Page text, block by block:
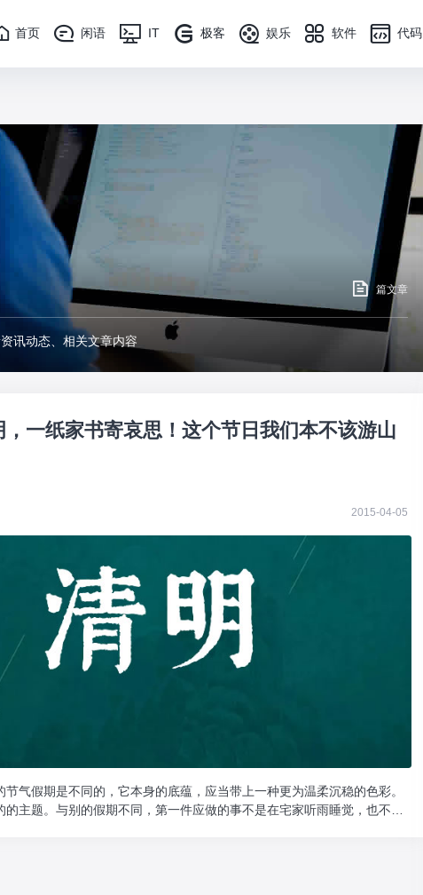
首页 闲语 IT 极客 娱乐 软件 代码
篇文章
讯动态、相关文章内容
一纸家书寄哀思！这个节日我们本不该游山
2015-04-05
气假期是不同的，它本身的底蕴，应当带上一种更为温柔沉稳的色彩。
主题。与别的假期不同，第一件应做的事不是在宅家听雨睡觉，也不是